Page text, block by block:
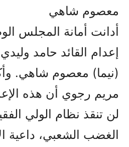
معصوم شاهي
أدانت أمانة المجلس
إعدام القائد حامد
(نيما) معصوم شاهي.
مريم رجوي أن هذه
لن تنقذ نظام الولي
الغضب الشعبي، داعية